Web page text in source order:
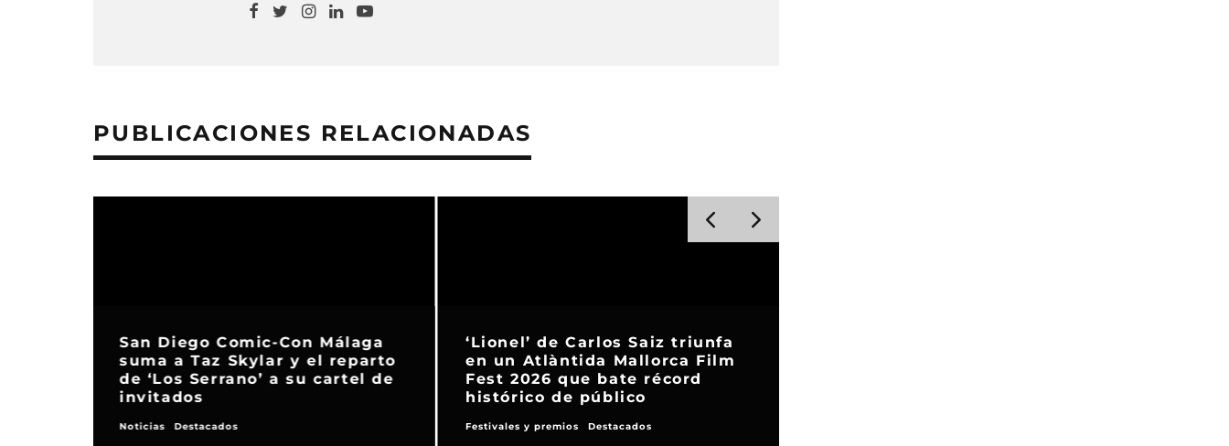
PUBLICACIONES RELACIONADAS
San Diego Comic-Con Málaga
suma a Taz Skylar y el reparto
de ‘Los Serrano’ a su cartel de
invitados
Noticias Destacados
‘Lionel’ de Carlos Saiz triunfa
en un Atlàntida Mallorca Film
Fest 2026 que bate récord
histórico de público
Festivales y premios Destacados